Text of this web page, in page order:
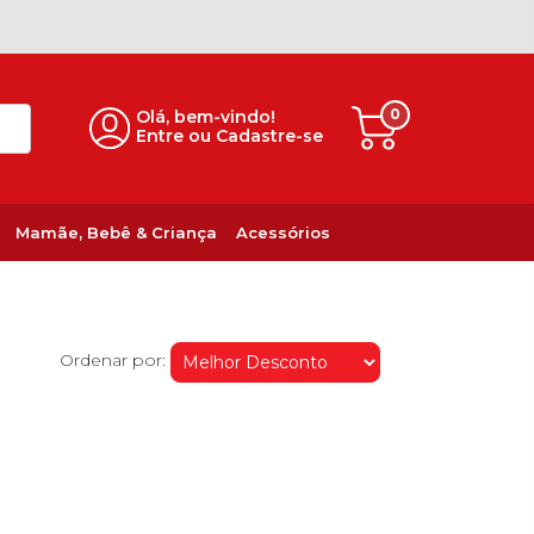
Olá, bem-vindo!
Entre ou Cadastre-se
0
Mamãe, Bebê & Criança Acessórios
Ordenar por: